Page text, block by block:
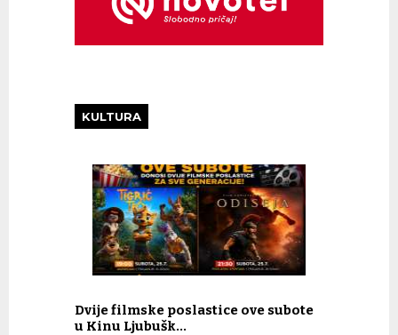
KULTURA
Dvije filmske poslastice ove subote
u Kinu Ljubušk…